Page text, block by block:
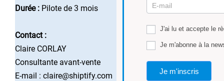
Durée : Pilote de 3 mois
Contact :
Claire CORLAY
Consultante avant-vente
E-mail : claire@shiptify.com
J'ai lu et accepte le
Je m'abonne à la
Je m'inscris